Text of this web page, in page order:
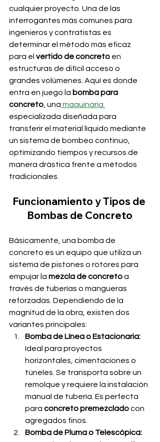
cualquier proyecto. Una de las
interrogantes más comunes para
ingenieros y contratistas es
determinar el método más eficaz
para el vertido de concreto en
estructuras de difícil acceso o
grandes volúmenes. Aquí es donde
entra en juego la bomba para
concreto , una maquinaria
especializada diseñada para
transferir el material líquido mediante
un sistema de bombeo continuo,
optimizando tiempos y recursos de
manera drástica frente a métodos
tradicionales.
Funcionamiento y Tipos de
Bombas de Concreto
Básicamente, una bomba de
concreto es un equipo que utiliza un
sistema de pistones o rotores para
empujar la mezcla de concreto a
través de tuberías o mangueras
reforzadas. Dependiendo de la
magnitud de la obra, existen dos
variantes principales:
Bomba de Línea o Estacionaria:
Ideal para proyectos
horizontales, cimentaciones o
túneles. Se transporta sobre un
remolque y requiere la instalación
manual de tubería. Es perfecta
para concreto premezclado con
agregados finos.
Bomba de Pluma o Telescópica: